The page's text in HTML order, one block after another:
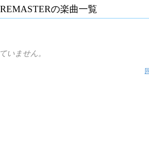
の楽曲一覧
いません。